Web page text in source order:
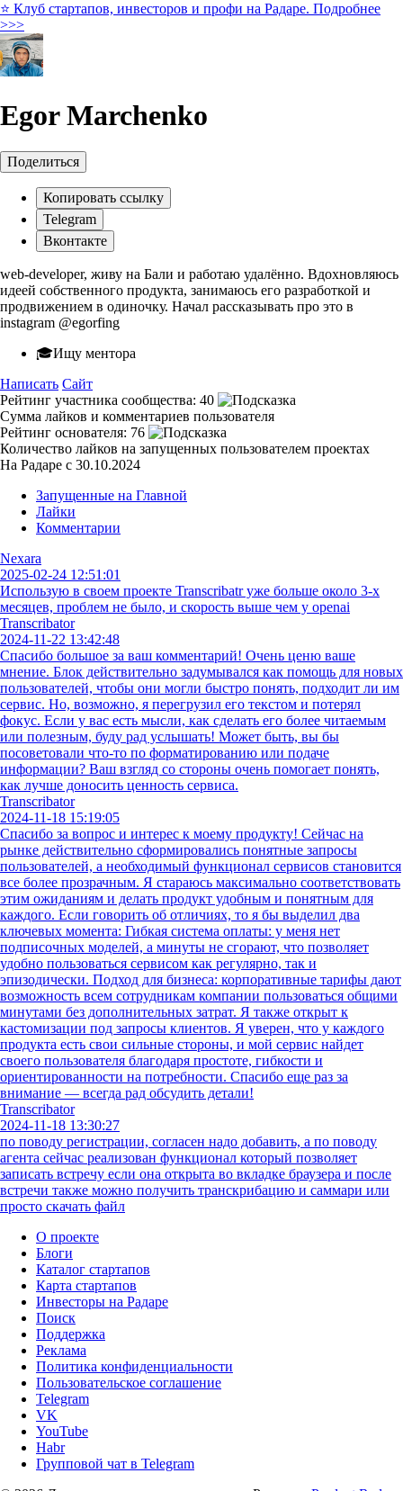
⭐️ Клуб стартапов, инвесторов и профи на Радаре. Подробнее
>>>
Egor Marchenko
Поделиться
Копировать ссылку
Telegram
Вконтакте
web-developer, живу на Бали и работаю удалённо. Вдохновляюсь
идеей собственного продукта, занимаюсь его разработкой и
продвижением в одиночку. Начал рассказывать про это в
instagram @egorfing
🎓Ищу ментора
Написать Сайт
Рейтинг участника сообщества: 40
Сумма лайков и комментариев пользователя
Рейтинг основателя: 76
Количество лайков на запущенных пользователем проектах
На Радаре с 30.10.2024
Запущенные на Главной
Лайки
Комментарии
Nexara
2025-02-24 12:51:01
Использую в своем проекте Transcribatr уже больше около 3-х
месяцев, проблем не было, и скорость выше чем у openai
Transcribator
2024-11-22 13:42:48
Спасибо большое за ваш комментарий! Очень ценю ваше
мнение. Блок действительно задумывался как помощь для новых
пользователей, чтобы они могли быстро понять, подходит ли им
сервис. Но, возможно, я перегрузил его текстом и потерял
фокус. Если у вас есть мысли, как сделать его более читаемым
или полезным, буду рад услышать! Может быть, вы бы
посоветовали что-то по форматированию или подаче
информации? Ваш взгляд со стороны очень помогает понять,
как лучше доносить ценность сервиса.
Transcribator
2024-11-18 15:19:05
Спасибо за вопрос и интерес к моему продукту! Сейчас на
рынке действительно сформировались понятные запросы
пользователей, а необходимый функционал сервисов становится
все более прозрачным. Я стараюсь максимально соответствовать
этим ожиданиям и делать продукт удобным и понятным для
каждого. Если говорить об отличиях, то я бы выделил два
ключевых момента: Гибкая система оплаты: у меня нет
подписочных моделей, а минуты не сгорают, что позволяет
удобно пользоваться сервисом как регулярно, так и
эпизодически. Подход для бизнеса: корпоративные тарифы дают
возможность всем сотрудникам компании пользоваться общими
минутами без дополнительных затрат. Я также открыт к
кастомизации под запросы клиентов. Я уверен, что у каждого
продукта есть свои сильные стороны, и мой сервис найдет
своего пользователя благодаря простоте, гибкости и
ориентированности на потребности. Спасибо еще раз за
внимание — всегда рад обсудить детали!
Transcribator
2024-11-18 13:30:27
по поводу регистрации, согласен надо добавить, а по поводу
агента сейчас реализован функционал который позволяет
записать встречу если она открыта во вкладке браузера и после
встречи также можно получить транскрибацию и саммари или
просто скачать файл
О проекте
Блоги
Каталог стартапов
Карта стартапов
Инвесторы на Радаре
Поиск
Поддержка
Реклама
Политика конфиденциальности
Пользовательское соглашение
Telegram
VK
YouTube
Habr
Групповой чат в Telegram